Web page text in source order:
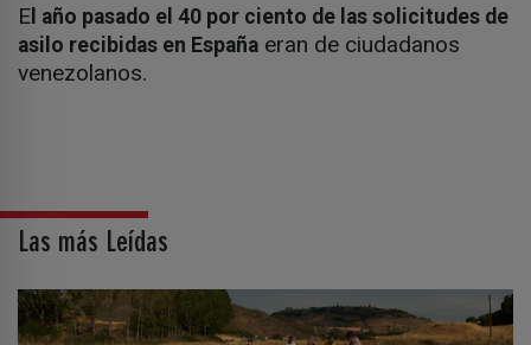
E l año pasado el 40 por ciento de las solicitudes de
asilo recibidas en España eran de ciudadanos
venezolanos.
Las más Leídas